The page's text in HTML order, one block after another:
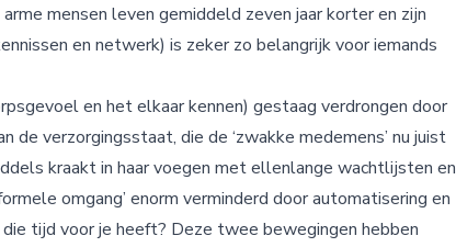
mensen leven gemiddeld zeven jaar korter en zijn
en netwerk) is zeker zo belangrijk voor iemands
en het elkaar kennen) gestaag verdrongen door
verzorgingsstaat, die de ‘zwakke medemens’ nu juist
kraakt in haar voegen met ellenlange wachtlijsten en
omgang’ enorm verminderd door automatisering en
tijd voor je heeft? Deze twee bewegingen hebben